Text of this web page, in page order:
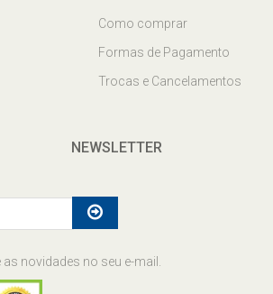
Como comprar
Formas de Pagamento
Trocas e Cancelamentos
NEWSLETTER
as novidades no seu e-mail.